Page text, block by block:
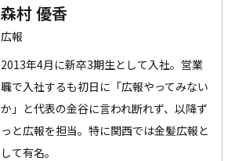
森村 優香
広報
2013年4月に新卒3期生として入社。営業
職で入社するも初日に「広報やってみない
か」と代表の金谷に言われ断れず、以降ず
っと広報を担当。特に関西では金髪広報と
して有名。